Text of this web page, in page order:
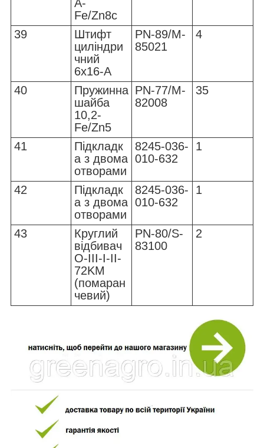
A-
Fe/Zn8c
39
Штифт
циліндри
чний
6x16-A
PN-89/M-
85021
4
40
Пружинна
шайба
10,2-
Fe/Zn5
PN-77/M-
82008
35
41
Підкладк
а з двома
отворами
8245-036-
010-632
1
42
Підкладк
а з двома
отворами
8245-036-
010-632
1
43
Круглий
відбивач
O-III-I-II-
72KM
(помаран
чевий)
PN-80/S-
83100
2